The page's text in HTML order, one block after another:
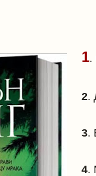
1.
2.
3.
4.